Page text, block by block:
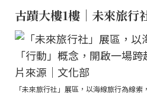
古蹟大樓1樓｜未來旅行
「未來旅行社」展區，以海線旅行為線